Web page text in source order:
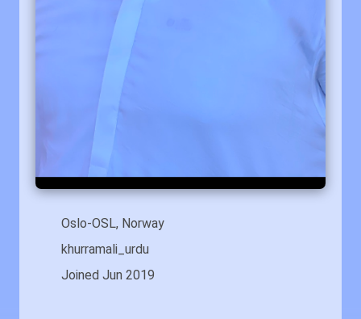
Oslo-OSL, Norway
khurramali_urdu
Joined Jun 2019